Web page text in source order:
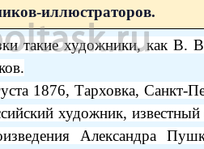
иллюстраторов.
такие художники, как В.
1876, Тарховка, Санкт-
художник, известный
Александра